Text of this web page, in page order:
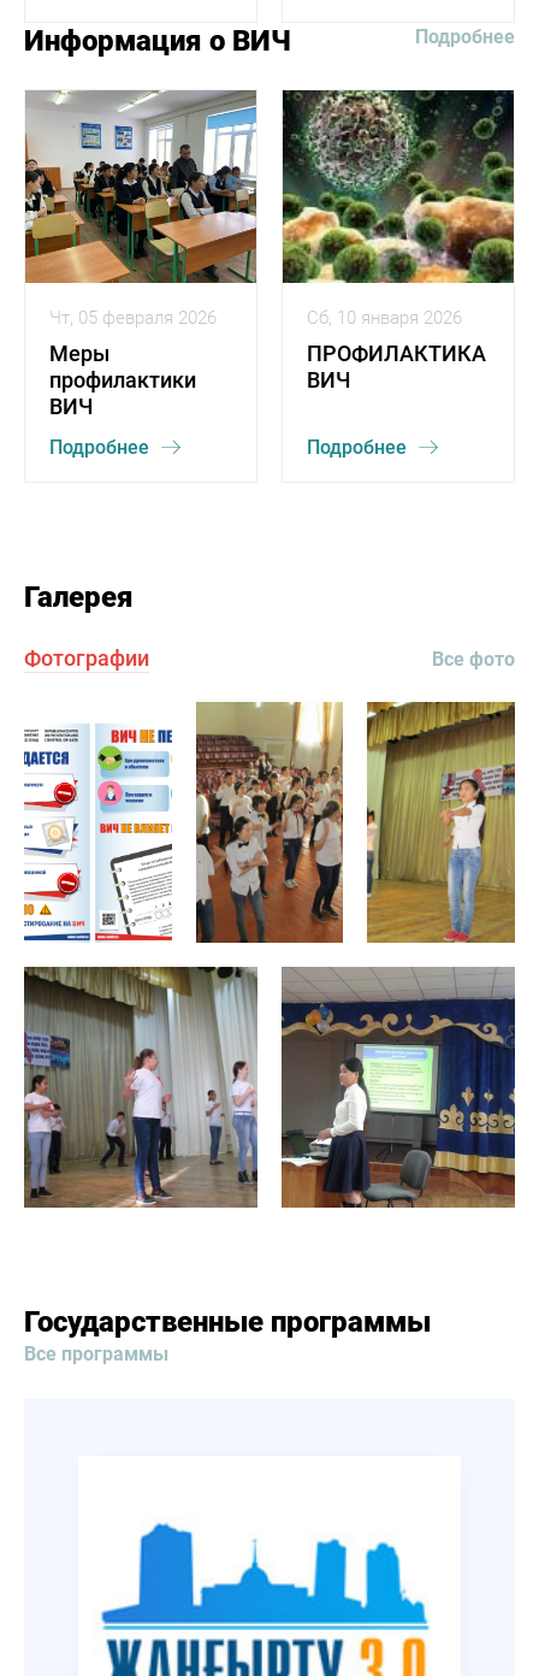
Информация о ВИЧ Подробнее
Чт, 05 февраля 2026
Меры
профилактики
ВИЧ
Подробнее
Сб, 10 января 2026
ПРОФИЛАКТИКА
ВИЧ
Подробнее
Галерея
Фотографии Все фото
Государственные программы
Все программы